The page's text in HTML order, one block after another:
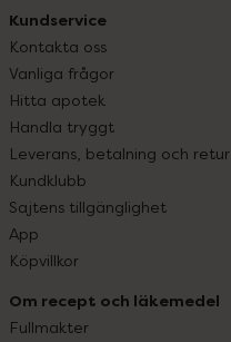
Kundservice
Kontakta oss
Vanliga frågor
Hitta apotek
Handla tryggt
Leverans, betalning och retur
Kundklubb
Sajtens tillgänglighet
App
Köpvillkor
Om recept och läkemedel
Fullmakter